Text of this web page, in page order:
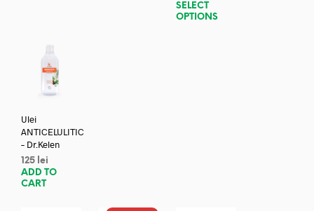
SELECT
OPTIONS
Ulei
ANTICELULITIC
– Dr.Kelen
125 lei
ADD TO
CART